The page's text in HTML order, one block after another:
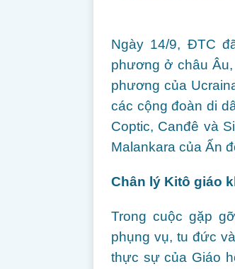
Ngày 14/9, ĐTC
phương ở châu
phương của
các cộng đoàn di
Coptic, Canđê và
Malankara của Ấn
Chân lý Kitô giáo
Trong cuộc gặp
phụng vụ, tu đức
thực sự của Giáo